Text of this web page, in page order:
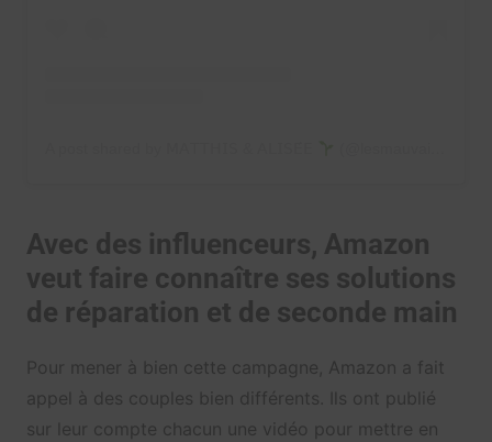
Avec des influenceurs, Amazon
veut faire connaître ses solutions
de réparation et de seconde main
Pour mener à bien cette campagne, Amazon a fait
appel à des couples bien différents. Ils ont publié
sur leur compte chacun une vidéo pour mettre en